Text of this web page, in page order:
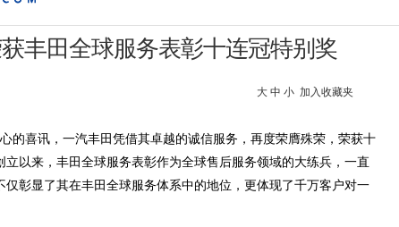
丰田全球服务表彰十连冠特别奖
大 中 小 加入收藏夹
的喜讯，一汽丰田凭借其卓越的诚信服务，再度荣膺殊荣，荣获十
立以来，丰田全球服务表彰作为全球售后服务领域的大练兵，一直
彰显了其在丰田全球服务体系中的地位，更体现了千万客户对一